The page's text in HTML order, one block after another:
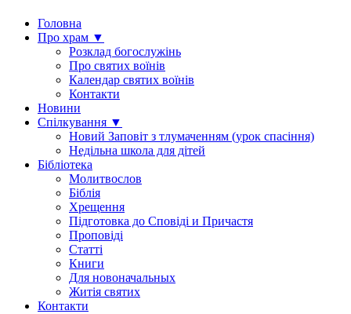
Головна
Про храм ▼
Розклад богослужінь
Про святих воїнів
Календар святих воїнів
Контакти
Новини
Спілкування ▼
Новий Заповіт з тлумаченням (урок спасіння)
Недільна школа для дітей
Бібліотека
Молитвослов
Біблія
Хрещення
Підготовка до Сповіді и Причастя
Проповіді
Статті
Книги
Для новоначальных
Житія святих
Контакти